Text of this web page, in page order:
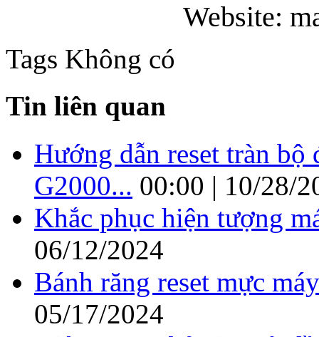
Website:
Tags Không có
Tin liên quan
Hướng dẫn reset tràn bộ
G2000... 00:00 | 10/28/
Khắc phục hiện tượng
06/12/2024
Bánh răng reset mực
05/17/2024